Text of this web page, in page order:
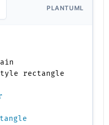
PLANTUML